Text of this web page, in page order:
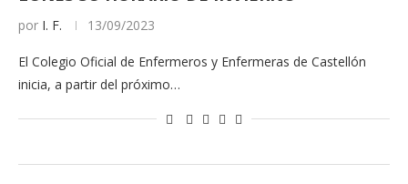
por I. F. 13/09/2023
El Colegio Oficial de Enfermeros y Enfermeras de Castellón
inicia, a partir del próximo…